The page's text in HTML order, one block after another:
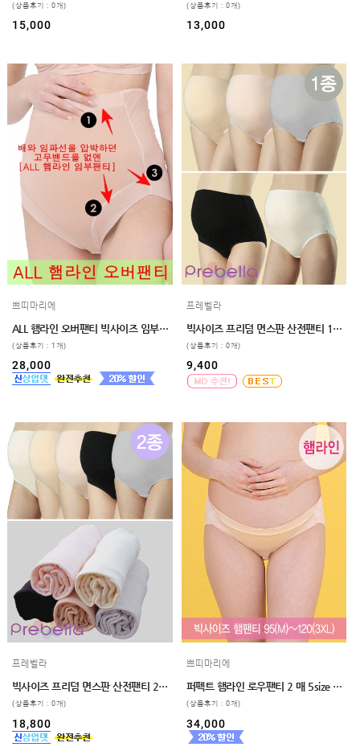
(상품후기 : 0개)
15,000
(상품후기 : 0개)
13,000
쁘띠마리에
ALL 햄라인 오버팬티 빅사이즈 임부팬티 제왕팬티 만삭 2xl 3xl
(상품후기 : 1개)
28,000
프레벨라
빅사이즈 프리덤 면스판 산전팬티 110,120
(상품후기 : 0개)
9,400
프레벨라
빅사이즈 프리덤 면스판 산전팬티 2매입
(상품후기 : 0개)
18,800
쁘띠마리에
퍼펙트 햄라인 로우팬티 2 매 5size 임파선 빅사이즈 임부로우팬티 2XL , 3XL
(상품후기 : 0개)
34,000